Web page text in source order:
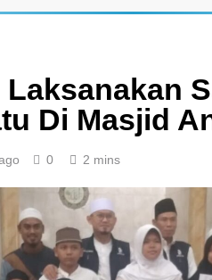
Laksanakan
Di Masjid
0 2 mins